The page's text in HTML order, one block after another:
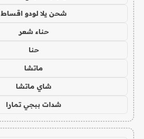
شحن يلا لودو اقساط
حناء شعر
حنا
ماتشا
شاي ماتشا
شدات ببجي تمارا